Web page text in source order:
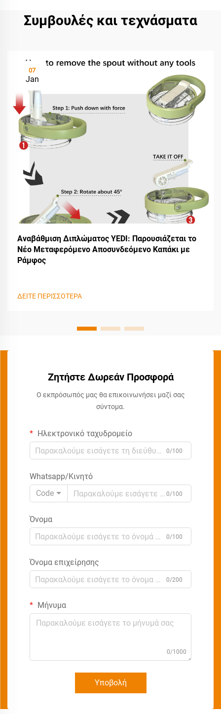
Συμβουλές και τεχνάσματα
07
Jan
Αναβάθμιση Διπλώματος YEDI: Παρουσιάζεται το
Νέο Μεταφερόμενο Αποσυνδεόμενο Καπάκι με
Ράμφος
ΔΕΙΤΕ ΠΕΡΙΣΣΟΤΕΡΑ
Ζητήστε Δωρεάν Προσφορά
Ο εκπρόσωπός μας θα επικοινωνήσει μαζί σας
σύντομα.
Ηλεκτρονικό ταχυδρομείο
0/100
Whatsapp/Κινητό
Code
0/100
Όνομα
0/100
Όνομα επιχείρησης
0/200
Μήνυμα
0/1000
Υποβολή